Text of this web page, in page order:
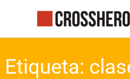
contenido
Etiqueta: